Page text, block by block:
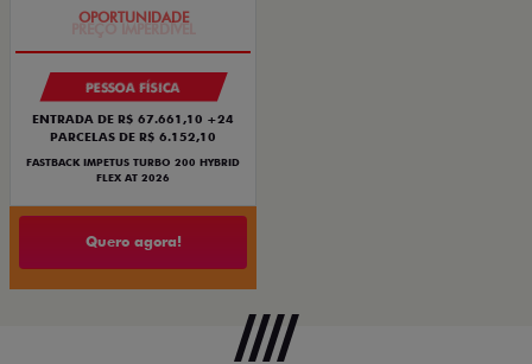
PESSOA FÍSICA
ENTRADA DE R$ 67.661,10 +24
PARCELAS DE R$ 6.152,10
FASTBACK IMPETUS TURBO 200 HYBRID
FLEX AT 2026
Quero agora!